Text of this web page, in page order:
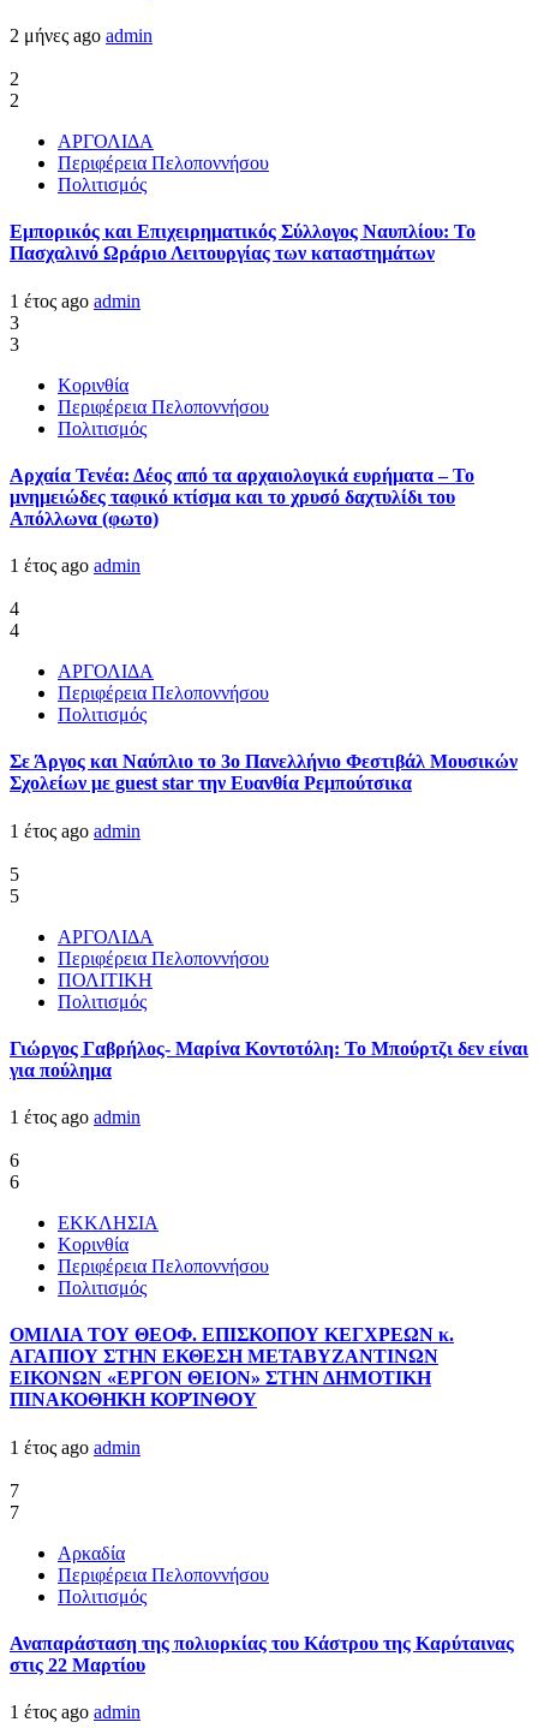
2 μήνες ago admin
2
2
ΑΡΓΟΛΙΔΑ
Περιφέρεια Πελοποννήσου
Πολιτισμός
Εμπορικός και Επιχειρηματικός Σύλλογος Ναυπλίου: Το
Πασχαλινό Ωράριο Λειτουργίας των καταστημάτων
1 έτος ago admin
3
3
Κορινθία
Περιφέρεια Πελοποννήσου
Πολιτισμός
Αρχαία Τενέα: Δέος από τα αρχαιολογικά ευρήματα – Το
μνημειώδες ταφικό κτίσμα και το χρυσό δαχτυλίδι του
Απόλλωνα (φωτο)
1 έτος ago admin
4
4
ΑΡΓΟΛΙΔΑ
Περιφέρεια Πελοποννήσου
Πολιτισμός
Σε Άργος και Ναύπλιο το 3ο Πανελλήνιο Φεστιβάλ Μουσικών
Σχολείων με guest star την Ευανθία Ρεμπούτσικα
1 έτος ago admin
5
5
ΑΡΓΟΛΙΔΑ
Περιφέρεια Πελοποννήσου
ΠΟΛΙΤΙΚΗ
Πολιτισμός
Γιώργος Γαβρήλος- Μαρίνα Κοντοτόλη: Το Μπούρτζι δεν είναι
για πούλημα
1 έτος ago admin
6
6
ΕΚΚΛΗΣΙΑ
Κορινθία
Περιφέρεια Πελοποννήσου
Πολιτισμός
ΟΜΙΛΙΑ ΤΟΥ ΘΕΟΦ. ΕΠΙΣΚΟΠΟΥ ΚΕΓΧΡΕΩΝ κ.
ΑΓΑΠΙΟΥ ΣΤΗΝ ΕΚΘΕΣΗ ΜΕΤΑΒΥΖΑΝΤΙΝΩΝ
ΕΙΚΟΝΩΝ «ΕΡΓΟΝ ΘΕΙΟΝ» ΣΤΗΝ ΔΗΜΟΤΙΚΗ
ΠΙΝΑΚΟΘΗΚΗ ΚΟΡΊΝΘΟΥ
1 έτος ago admin
7
7
Αρκαδία
Περιφέρεια Πελοποννήσου
Πολιτισμός
Αναπαράσταση της πολιορκίας του Κάστρου της Καρύταινας
στις 22 Μαρτίου
1 έτος ago admin